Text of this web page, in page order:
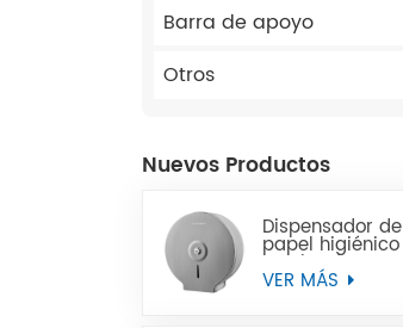
Barra de apoyo
Otros
Nuevos Productos
Dispensador de
papel higiénico
Jumbo de acero
inoxidable para
VER MÁS